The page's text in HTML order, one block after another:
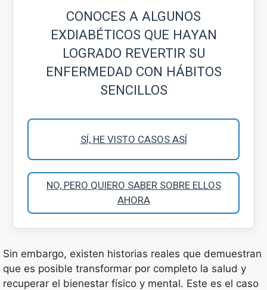
CONOCES A ALGUNOS
EXDIABÉTICOS QUE HAYAN
LOGRADO REVERTIR SU
ENFERMEDAD CON HÁBITOS
SENCILLOS
SÍ, HE VISTO CASOS ASÍ
NO, PERO QUIERO SABER SOBRE ELLOS
AHORA
Sin embargo, existen historias reales que demuestran
que es posible transformar por completo la salud y
recuperar el bienestar físico y mental. Este es el caso